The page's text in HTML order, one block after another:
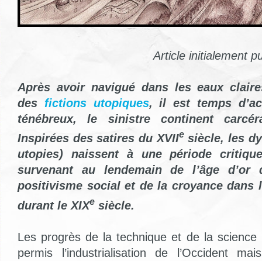
Article initialement
Après avoir navigué dans les eaux
des fictions utopiques, il est temps
ténébreux, le sinistre continent
Inspirées des satires du XVIIesiècle, les
utopies) naissent à une période
survenant au lendemain de l’âge d’or
positivisme social et de la croyance dans
durant le XIXe siècle.
Les progrès de la technique et de la science
permis l’industrialisation de l’Occident